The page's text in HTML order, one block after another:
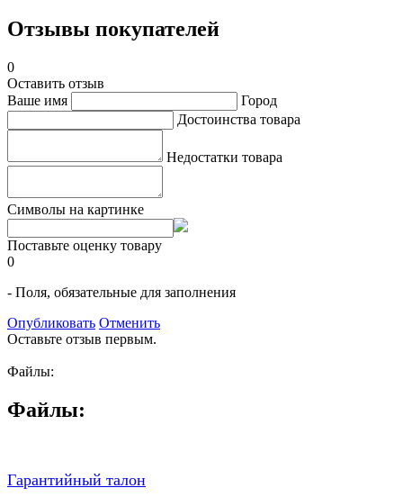
Отзывы покупателей
0
Оставить отзыв
Ваше имя
Город
Достоинства товара
Недостатки товара
Символы на картинке
Поставьте оценку товару
0
- Поля, обязательные для заполнения
Опубликовать Отменить
Оставьте отзыв первым.
Файлы:
Файлы:
Гарантийный талон